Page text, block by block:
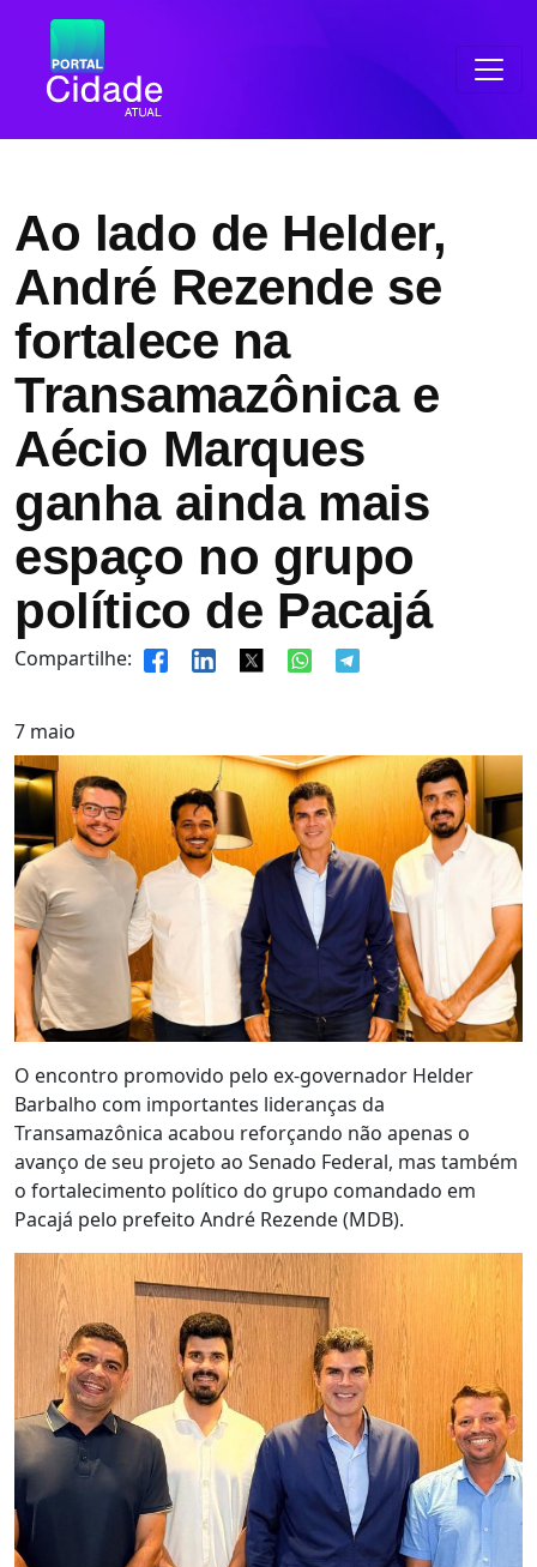
Ao lado de Helder,
André Rezende se
fortalece na
Transamazônica e
Aécio Marques
ganha ainda mais
espaço no grupo
político de Pacajá
Compartilhe:
7 maio
O encontro promovido pelo ex-governador Helder
Barbalho com importantes lideranças da
Transamazônica acabou reforçando não apenas o
avanço de seu projeto ao Senado Federal, mas também
o fortalecimento político do grupo comandado em
Pacajá pelo prefeito André Rezende (MDB).